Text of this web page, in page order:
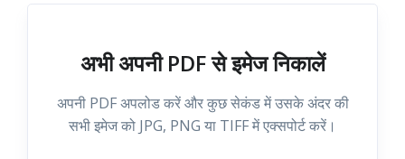
अभी अपनी PDF से इमेज निकालें
अपनी PDF अपलोड करें और कुछ सेकंड में उसके अंदर की
सभी इमेज को JPG, PNG या TIFF में एक्सपोर्ट करें।